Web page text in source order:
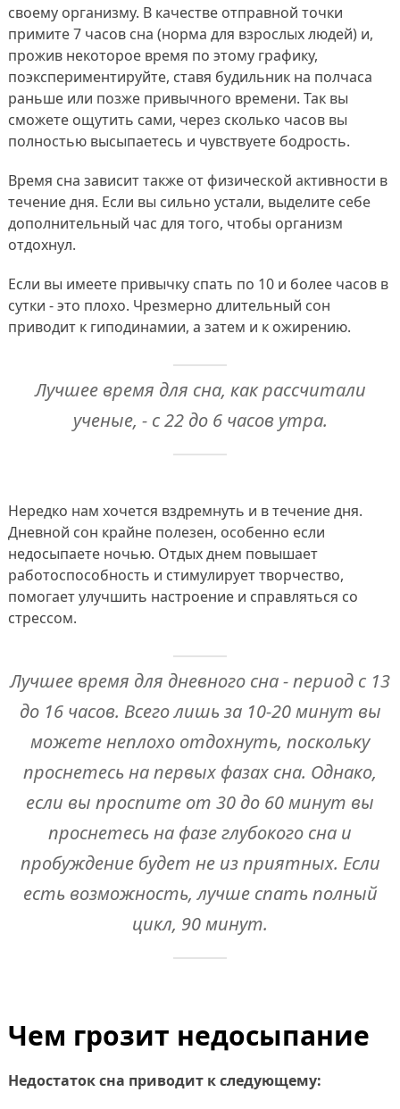
своему организму. В качестве отправной точки
примите 7 часов сна (норма для взрослых людей) и,
прожив некоторое время по этому графику,
поэкспериментируйте, ставя будильник на полчаса
раньше или позже привычного времени. Так вы
сможете ощутить сами, через сколько часов вы
полностью высыпаетесь и чувствуете бодрость.
Время сна зависит также от физической активности в
течение дня. Если вы сильно устали, выделите себе
дополнительный час для того, чтобы организм
отдохнул.
Если вы имеете привычку спать по 10 и более часов в
сутки - это плохо. Чрезмерно длительный сон
приводит к гиподинамии, а затем и к ожирению.
Лучшее время для сна, как рассчитали
ученые, - с 22 до 6 часов утра.
Нередко нам хочется вздремнуть и в течение дня.
Дневной сон крайне полезен, особенно если
недосыпаете ночью. Отдых днем повышает
работоспособность и стимулирует творчество,
помогает улучшить настроение и справляться со
стрессом.
Лучшее время для дневного сна - период с 13
до 16 часов. Всего лишь за 10-20 минут вы
можете неплохо отдохнуть, поскольку
проснетесь на первых фазах сна. Однако,
если вы проспите от 30 до 60 минут вы
проснетесь на фазе глубокого сна и
пробуждение будет не из приятных. Если
есть возможность, лучше спать полный
цикл, 90 минут.
Чем грозит недосыпание
Недостаток сна приводит к следующему: